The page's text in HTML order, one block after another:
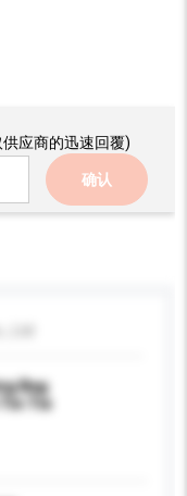
应商的迅速回覆)
确认
Bag
Tie